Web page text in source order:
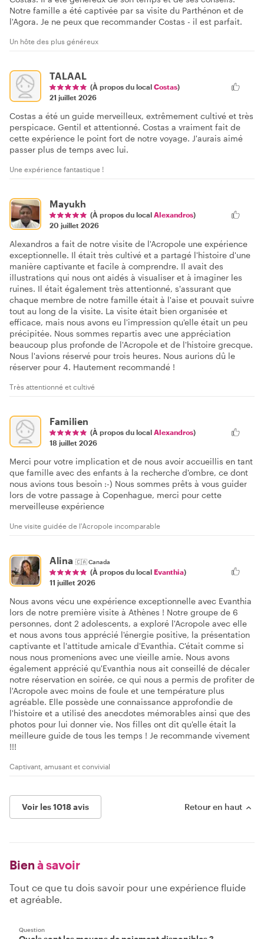
Notre famille a été captivée par sa visite du Parthénon et de
l'Agora. Je ne peux que recommander Costas - il est parfait.
Un hôte des plus généreux
TALAAL
(À propos du local Costas)
21 juillet 2026
Costas a été un guide merveilleux, extrêmement cultivé et très
perspicace. Gentil et attentionné. Costas a vraiment fait de
cette expérience le point fort de notre voyage. J'aurais aimé
passer plus de temps avec lui.
Une expérience fantastique !
Mayukh
(À propos du local Alexandros)
20 juillet 2026
Alexandros a fait de notre visite de l'Acropole une expérience
exceptionnelle. Il était très cultivé et a partagé l'histoire d'une
manière captivante et facile à comprendre. Il avait des
illustrations qui nous ont aidés à visualiser et à imaginer les
ruines. Il était également très attentionné, s'assurant que
chaque membre de notre famille était à l'aise et pouvait suivre
tout au long de la visite. La visite était bien organisée et
efficace, mais nous avons eu l'impression qu'elle était un peu
précipitée. Nous sommes repartis avec une appréciation
beaucoup plus profonde de l'Acropole et de l'histoire grecque.
Nous l'avions réservé pour trois heures. Nous aurions dû le
réserver pour 4. Hautement recommandé !
Très attentionné et cultivé
Familien
(À propos du local Alexandros)
18 juillet 2026
Merci pour votre implication et de nous avoir accueillis en tant
que famille avec des enfants à la recherche d'ombre, ce dont
nous avions tous besoin :-) Nous sommes prêts à vous guider
lors de votre passage à Copenhague, merci pour cette
merveilleuse expérience
Une visite guidée de l'Acropole incomparable
Alina 🇨🇦Canada
(À propos du local Evanthia)
11 juillet 2026
Nous avons vécu une expérience exceptionnelle avec Evanthia
lors de notre première visite à Athènes ! Notre groupe de 6
personnes, dont 2 adolescents, a exploré l'Acropole avec elle
et nous avons tous apprécié l'énergie positive, la présentation
captivante et l'attitude amicale d'Evanthia. C'était comme si
nous nous promenions avec une vieille amie. Nous avons
également apprécié qu'Evanthia nous ait conseillé de décaler
notre réservation en soirée, ce qui nous a permis de profiter de
l'Acropole avec moins de foule et une température plus
agréable. Elle possède une connaissance approfondie de
l'histoire et a utilisé des anecdotes mémorables ainsi que des
photos pour lui donner vie. Nos filles ont dit qu'elle était la
meilleure guide de tous les temps ! Je recommande vivement
!!!
Captivant, amusant et convivial
Voir les 1018 avis Retour en haut
Bien à savoir
Tout ce que tu dois savoir pour une expérience fluide
et agréable.
Question